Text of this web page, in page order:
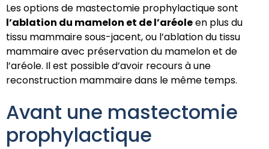
Les options de mastectomie prophylactique sont
l’ablation du mamelon et de l’aréoleen plus du
tissu mammaire sous-jacent, ou l’ablation du tissu
mammaire avec préservation du mamelon et de
l’aréole. Il est possible d’avoir recours à une
reconstruction mammaire dans le même temps.
Avant une mastectomie
prophylactique